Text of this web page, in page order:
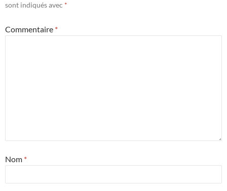
sont indiqués avec *
Commentaire *
Nom *